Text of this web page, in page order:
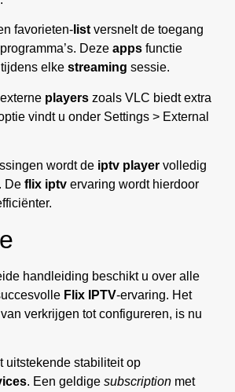
favorieten- list versnelt de toegang
Deze apps functie
elke streaming sessie.
players zoals VLC biedt extra
vindt u onder Settings > External
wordt de iptv player volledig
De flix iptv ervaring wordt hierdoor
handleiding beschikt u over alle
Flix IPTV-ervaring. Het
verkrijgen tot configureren, is nu
uitstekende stabiliteit op
. Een geldige subscription met